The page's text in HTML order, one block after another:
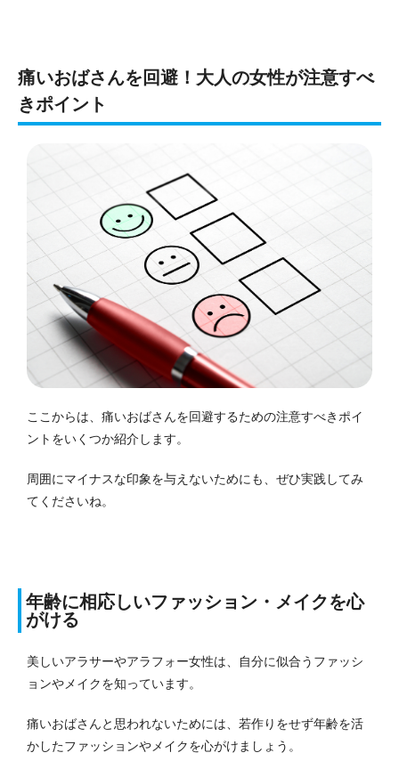
痛いおばさんを回避！大人の女性が注意すべ
きポイント
ここからは、痛いおばさんを回避するための注意すべきポイ
ントをいくつか紹介します。
周囲にマイナスな印象を与えないためにも、ぜひ実践してみ
てくださいね。
年齢に相応しいファッション・メイクを心
がける
美しいアラサーやアラフォー女性は、自分に似合うファッシ
ョンやメイクを知っています。
痛いおばさんと思われないためには、若作りをせず年齢を活
かしたファッションやメイクを心がけましょう。